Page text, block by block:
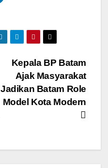
Kepala BP Batam
Ajak Masyarakat
Jadikan Batam Role
Model Kota Modern